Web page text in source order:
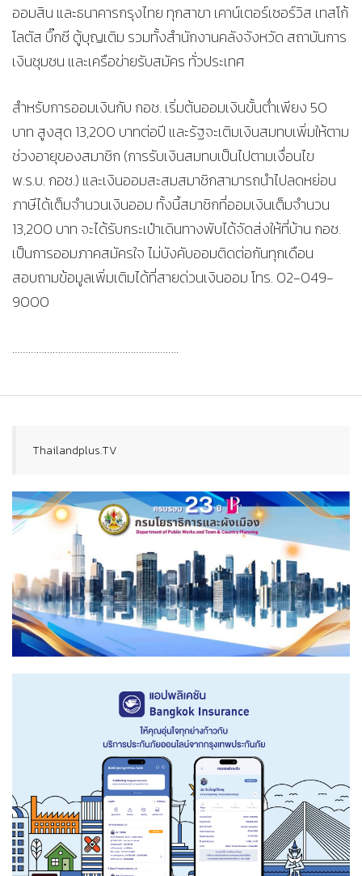
ออมสิน และธนาคารกรุงไทย ทุกสาขา เคาน์เตอร์เซอร์วิส เทสโก้
โลตัส บิ๊กซี ตู้บุญเติม รวมทั้งสำนักงานคลังจังหวัด สถาบันการ
เงินชุมชน และเครือข่ายรับสมัคร ทั่วประเทศ
สำหรับการออมเงินกับ กอช. เริ่มต้นออมเงินขั้นต่ำเพียง 50
บาท สูงสุด 13,200 บาทต่อปี และรัฐจะเติมเงินสมทบเพิ่มให้ตาม
ช่วงอายุของสมาชิก (การรับเงินสมทบเป็นไปตามเงื่อนไข
พ.ร.บ. กอช.) และเงินออมสะสมสมาชิกสามารถนำไปลดหย่อน
ภาษีได้เต็มจำนวนเงินออม ทั้งนี้สมาชิกที่ออมเงินเต็มจำนวน
13,200 บาท จะได้รับกระเป๋าเดินทางพับได้จัดส่งให้ที่บ้าน กอช.
เป็นการออมภาคสมัครใจ ไม่บังคับออมติดต่อกันทุกเดือน
สอบถามข้อมูลเพิ่มเติมได้ที่สายด่วนเงินออม โทร. 02-049-
9000
……………………………………………………..
Thailandplus.TV